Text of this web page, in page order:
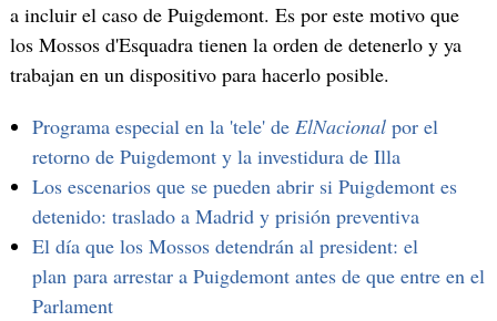
a incluir el caso de Puigdemont. Es por este motivo que
los Mossos d'Esquadra tienen la orden de detenerlo y ya
trabajan en un dispositivo para hacerlo posible.
Programa especial en la 'tele' de ElNacional por el
retorno de Puigdemont y la investidura de Illa
Los escenarios que se pueden abrir si Puigdemont es
detenido: traslado a Madrid y prisión preventiva
El día que los Mossos detendrán al president: el
plan para arrestar a Puigdemont antes de que entre en el
Parlament